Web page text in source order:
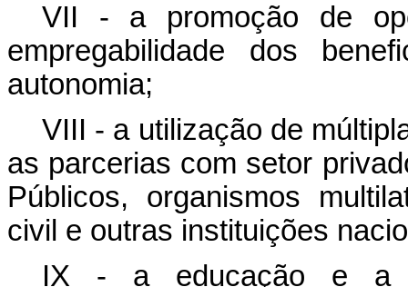
VII - a promoção de
empregabilidade dos
autonomia;
VIII - a utilização de
as parcerias com setor
Públicos, organismos
civil e outras instituições
IX - a educação e a